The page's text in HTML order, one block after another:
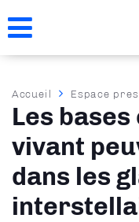
au
Fil
d'Ariane
Accueil Espace
Les
vivant
dans les